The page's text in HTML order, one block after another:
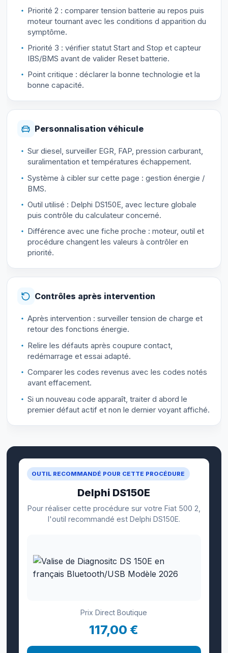
Priorité 2 : comparer tension batterie au repos puis
moteur tournant avec les conditions d apparition du
symptôme.
Priorité 3 : vérifier statut Start and Stop et capteur
IBS/BMS avant de valider Reset batterie.
Point critique : déclarer la bonne technologie et la
bonne capacité.
Personnalisation véhicule
Sur diesel, surveiller EGR, FAP, pression carburant,
suralimentation et températures échappement.
Système à cibler sur cette page : gestion énergie /
BMS.
Outil utilisé : Delphi DS150E, avec lecture globale
puis contrôle du calculateur concerné.
Différence avec une fiche proche : moteur, outil et
procédure changent les valeurs à contrôler en
priorité.
Contrôles après intervention
Après intervention : surveiller tension de charge et
retour des fonctions énergie.
Relire les défauts après coupure contact,
redémarrage et essai adapté.
Comparer les codes revenus avec les codes notés
avant effacement.
Si un nouveau code apparaît, traiter d abord le
premier défaut actif et non le dernier voyant affiché.
OUTIL RECOMMANDÉ POUR CETTE PROCÉDURE
Delphi DS150E
Pour réaliser cette procédure sur votre Fiat 500 2,
l'outil recommandé est Delphi DS150E.
Prix Direct Boutique
117,00 €